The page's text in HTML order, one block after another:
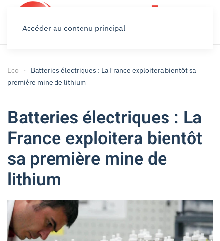
Accéder au contenu principal
Eco
Batteries électriques : La France exploitera bientôt sa
première mine de lithium
Batteries électriques : La
France exploitera bientôt
sa première mine de
lithium